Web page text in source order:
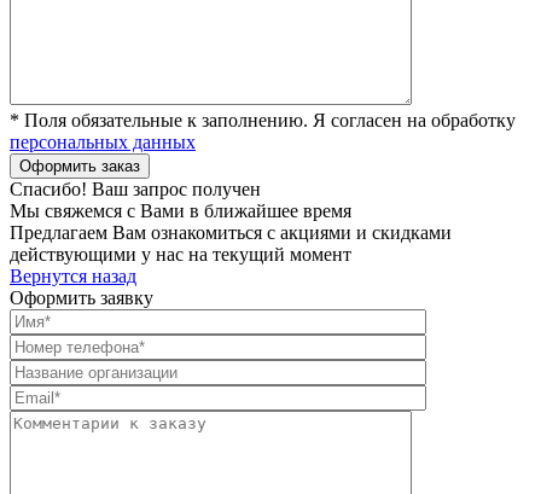
* Поля обязательные к заполнению. Я согласен на обработку
персональных данных
Спасибо! Ваш запрос получен
Мы свяжемся с Вами в ближайшее время
Предлагаем Вам ознакомиться с акциями и скидками
действующими у нас на текущий момент
Вернутся назад
Оформить заявку